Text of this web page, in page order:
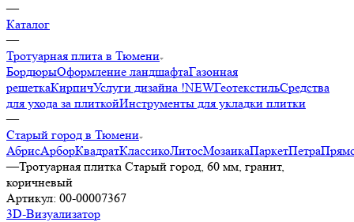
—
Каталог
—
Тротуарная плита в Тюмени
БордюрыОформление ландшафтаГазонная
решеткаКирпичУслуги дизайна !NEWГеотекстильСредства
для ухода за плиткойИнструменты для укладки плитки
—
Старый город в Тюмени
АбрисАрборКвадратКлассикоЛитосМозаикаПаркетПетра
—Тротуарная плитка Старый город, 60 мм, гранит,
коричневый
Артикул: 00-00007367
3D-Визуализатор